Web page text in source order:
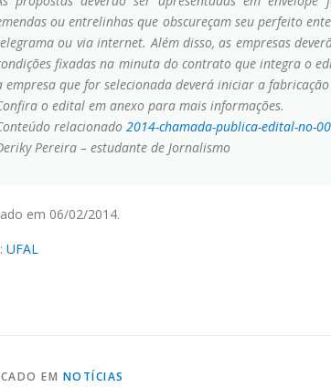
ou entrelinhas que obscureçam seu perfeito
ou via internet. Além disso, as empresas
fixadas na minuta do contrato que integra o
empresa que for selecionada deverá iniciar a
o edital em anexo para mais informações.
relacionado 2014-chamada-publica-edital-no-
Pereira – estudante de Jornalismo
em 06/02/2014.
UFAL
EM NOTÍCIAS